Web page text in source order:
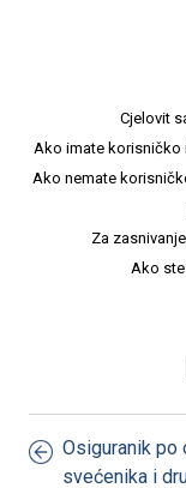
Cjelovit
Ako imate korisničko
Ako nemate
Za
Ako
Osiguranik po
svećenika i